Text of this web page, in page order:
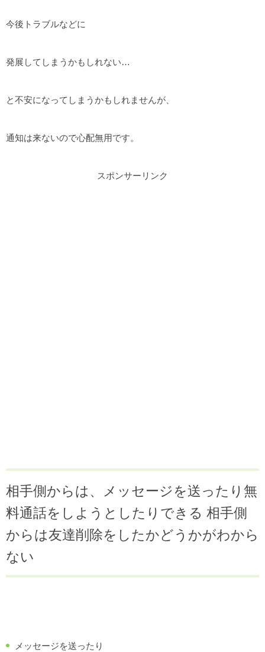
今後トラブルなどに
発展してしまうかもしれない…
と不安になってしまうかもしれませんが、
通知は来ないので心配無用です。
スポンサーリンク
相手側からは、メッセージを送ったり無
料通話をしようとしたりできる 相手側
からは友達削除をしたかどうかがわから
ない
メッセージを送ったり